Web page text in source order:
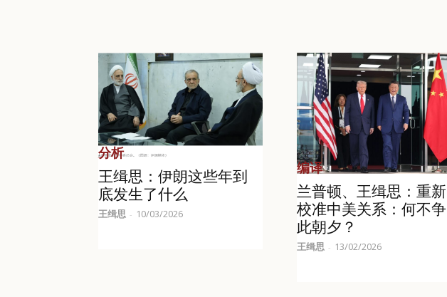
分析
王缉思：伊朗这些年到
底发生了什么
王缉思 - 10/03/2026
编译
兰普顿、王缉思：重新
校准中美关系：何不争
此朝夕？
王缉思 - 13/02/2026